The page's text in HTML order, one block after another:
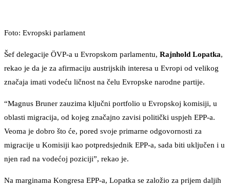
Foto: Evropski parlament
Šef delegacije ÖVP-a u Evropskom parlamentu, Rajnhold Lopatka,
rekao je da je za afirmaciju austrijskih interesa u Evropi od velikog
značaja imati vodeću ličnost na čelu Evropske narodne partije.
“Magnus Bruner zauzima ključni portfolio u Evropskoj komisiji, u
oblasti migracija, od kojeg značajno zavisi politički uspjeh EPP-a.
Veoma je dobro što će, pored svoje primarne odgovornosti za
migracije u Komisiji kao potpredsjednik EPP-a, sada biti uključen i u
njen rad na vodećoj poziciji”, rekao je.
Na marginama Kongresa EPP-a, Lopatka se založio za prijem daljih